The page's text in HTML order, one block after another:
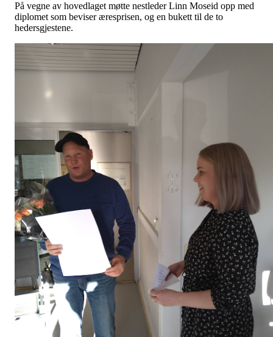
På vegne av hovedlaget møtte nestleder Linn Moseid opp med
diplomet som beviser æresprisen, og en bukett til de to
hedersgjestene.